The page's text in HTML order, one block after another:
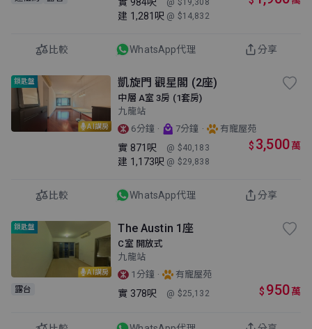
@ $19,308
建 1,281呎 @ $14,832
比較 WhatsApp代理 分享
AI講房
鎖匙盤 凱旋門 觀星閣 (2座)
中層 A室 3房 (1套房)
九龍站
6分鐘 · 7分鐘 · 有寵屋苑
實 871呎 @ $40,183
建 1,173呎 @ $29,838
$ 3,500萬
比較 WhatsApp代理 分享
AI講房
鎖匙盤
露台
The Austin 1座
C室 開放式
九龍站
1分鐘 · 有寵屋苑
實 378呎 @ $25,132 $ 950萬